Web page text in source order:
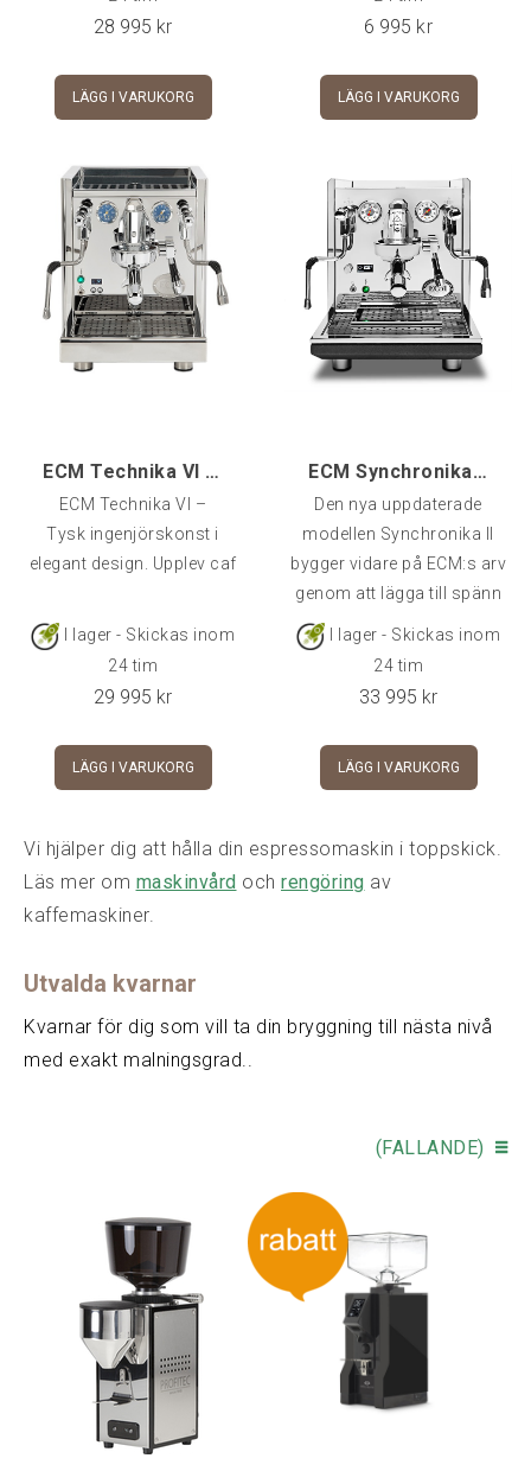
28 995 kr
LÄGG I VARUKORG
6 995 kr
LÄGG I VARUKORG
ECM Technika VI PID - Profi/Switchable
ECM Technika VI –
Tysk ingenjörskonst i
elegant design. Upplev caf
I lager - Skickas inom
24 tim
29 995 kr
LÄGG I VARUKORG
ECM Synchronika II OLED - PID WT/WA
Den nya uppdaterade
modellen Synchronika II
bygger vidare på ECM:s arv
genom att lägga till spänn
I lager - Skickas inom
24 tim
33 995 kr
LÄGG I VARUKORG
Vi hjälper dig att hålla din espressomaskin i toppskick.
Läs mer om maskinvård och rengöring av
kaffemaskiner.
Utvalda kvarnar
Kvarnar för dig som vill ta din bryggning till nästa nivå
med exakt malningsgrad..
(FALLANDE)